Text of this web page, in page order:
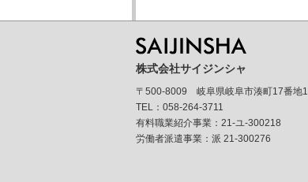
株式会社サイジンシャ
〒500-8009 岐阜県岐阜市湊町17番地1
TEL：058-264-3711
有料職業紹介事業：21-ユ-300218
労働者派遣事業：派 21-300276